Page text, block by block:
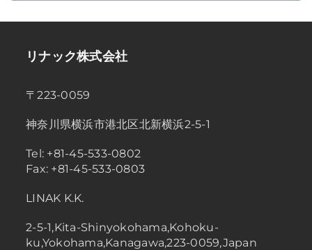
リナック株式会社
〒223-0059
神奈川県横浜市港北区北新横浜2-5-1
Tel: +81-45-533-0802
Fax: +81-45-533-0803
LINAK K.K.
2-5-1,Kita-Shinyokohama,Kohoku-
ku,Yokohama,Kanagawa,223-0059,Japan